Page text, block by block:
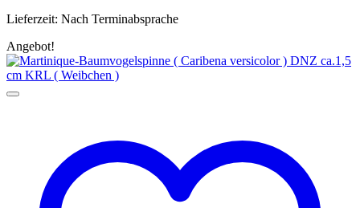
Lieferzeit: Nach Terminabsprache
Angebot!